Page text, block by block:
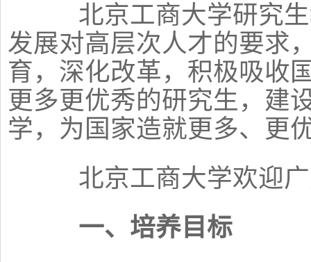
北京工商大学研究生
发展对高层次人才的要求
育，深化改革，积极吸收
更多更优秀的研究生，建
学，为国家造就更多、更
北京工商大学欢迎广
一、培养目标